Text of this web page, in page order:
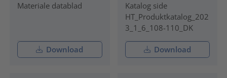
Materiale datablad
Download
Katalog side
HT_Produktkatalog_202
3_1_6_108-110_DK
Download